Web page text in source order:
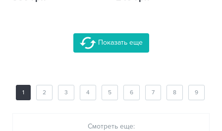
Показать еще
1 2 3 4 5 6 7 8 9
Смотреть еще: